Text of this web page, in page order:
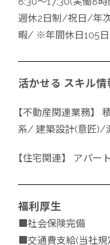
週休2日制/祝日/年
暇/ ※年間休日105
活かせる スキル情
【不動産関連業務】
系/ 建築設計(意匠)/
【住宅関連】 アパー
福利厚生
■社会保険完備
■交通費支給(当社